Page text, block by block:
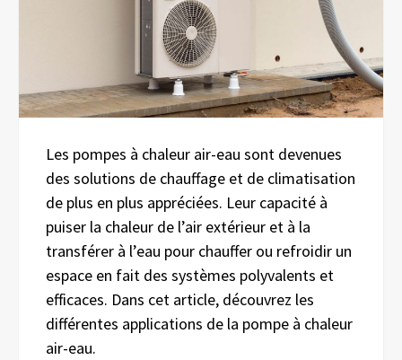
Les pompes à chaleur air-eau sont devenues
des solutions de chauffage et de climatisation
de plus en plus appréciées. Leur capacité à
puiser la chaleur de l’air extérieur et à la
transférer à l’eau pour chauffer ou refroidir un
espace en fait des systèmes polyvalents et
efficaces. Dans cet article, découvrez les
différentes applications de la pompe à chaleur
air-eau.